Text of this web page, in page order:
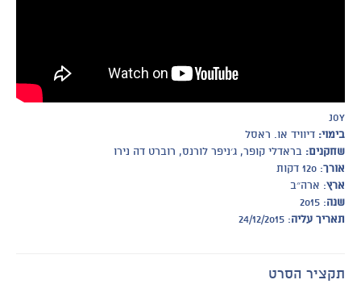
Joy
בימוי: דיוויד או. ראסל
שחקנים: בראדלי קופר, ג׳ניפר לורנס, רוברט דה נירו
אורך: 120 דקות
ארץ: ארה״ב
שנה: 2015
תאריך עליה: 24/12/2015
תקציר הסרט